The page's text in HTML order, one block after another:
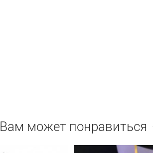
Вам может понравиться